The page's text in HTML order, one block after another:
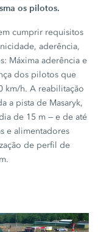
os pilotos.
cumprir requisitos
aderência,
Máxima aderência e
dos pilotos que
km/h. A reabilitação
a pista de Masaryk,
de 15 m — e de até
e alimentadores
de perfil de
.